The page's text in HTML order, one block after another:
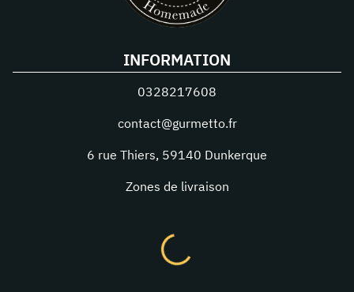
INFORMATION
0328217608
contact@gurmetto.fr
6 rue Thiers, 59140 Dunkerque
Zones de livraison